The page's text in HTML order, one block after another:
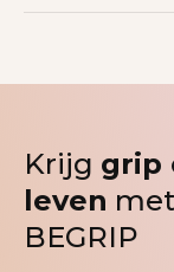
Krijg grip
leven
BEGRIP